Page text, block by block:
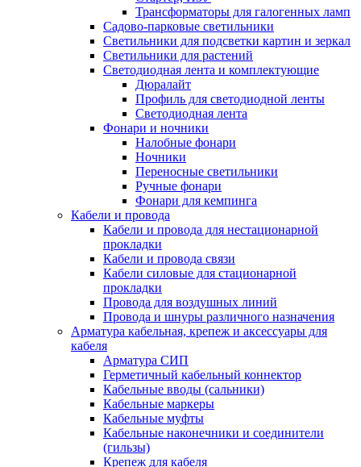
Трансформаторы для галогенных ламп
Садово-парковые светильники
Светильники для подсветки картин и зеркал
Светильники для растений
Светодиодная лента и комплектующие
Дюралайт
Профиль для светодиодной ленты
Светодиодная лента
Фонари и ночники
Налобные фонари
Ночники
Переносные светильники
Ручные фонари
Фонари для кемпинга
Кабели и провода
Кабели и провода для нестационарной
прокладки
Кабели и провода связи
Кабели силовые для стационарной
прокладки
Провода для воздушных линий
Провода и шнуры различного назначения
Арматура кабельная, крепеж и аксессуары для
кабеля
Арматура СИП
Герметичный кабельный коннектор
Кабельные вводы (сальники)
Кабельные маркеры
Кабельные муфты
Кабельные наконечники и соединители
(гильзы)
Крепеж для кабеля